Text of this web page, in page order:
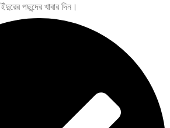
ইঁদুরের পছন্দের খাবার দিন।